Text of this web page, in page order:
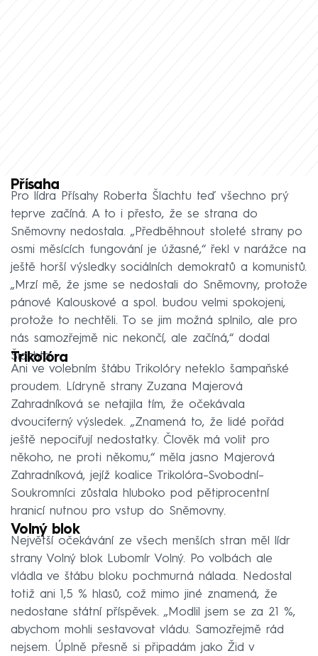
Přísaha
Pro lídra Přísahy Roberta Šlachtu teď všechno prý
teprve začíná. A to i přesto, že se strana do
Sněmovny nedostala. „Předběhnout stoleté strany po
osmi měsících fungování je úžasné,“ řekl v narážce na
ještě horší výsledky sociálních demokratů a komunistů.
„Mrzí mě, že jsme se nedostali do Sněmovny, protože
pánové Kalouskové a spol. budou velmi spokojeni,
protože to nechtěli. To se jim možná splnilo, ale pro
nás samozřejmě nic nekončí, ale začíná,“ dodal
Šlachta.
Trikolóra
Ani ve volebním štábu Trikolóry neteklo šampaňské
proudem. Lídryně strany Zuzana Majerová
Zahradníková se netajila tím, že očekávala
dvouciferný výsledek. „Znamená to, že lidé pořád
ještě nepociťují nedostatky. Člověk má volit pro
někoho, ne proti někomu,“ měla jasno Majerová
Zahradníková, jejíž koalice Trikolóra–Svobodní–
Soukromníci zůstala hluboko pod pětiprocentní
hranicí nutnou pro vstup do Sněmovny.
Volný blok
Největší očekávání ze všech menších stran měl lídr
strany Volný blok Lubomír Volný. Po volbách ale
vládla ve štábu bloku pochmurná nálada. Nedostal
totiž ani 1,5 % hlasů, což mimo jiné znamená, že
nedostane státní příspěvek. „Modlil jsem se za 21 %,
abychom mohli sestavovat vládu. Samozřejmě rád
nejsem. Úplně přesně si připadám jako Žid v